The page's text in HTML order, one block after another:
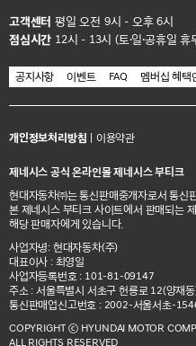
고객센터 평일 오전 9시 - 오후 6시
점심시간 12시 - 13시 (토·일·공휴일 휴
공지사항 이벤트 FAQ 멤버십 혜택
개인정보처리방침 이용약관
제네시스 공식 온라인몰 제네시스 부티크
현대자동차㈜는 통신판매중개자로서 통신
본 제네시스 부티크 사이트에서 판매되는
해당 판매자에게 있습니다.
사업자명: 현대자동차(주)
대표이사 : 최영일
사업자등록번호 : 101-81-09147
주소 : 서울특별시 서초구 헌릉로 12(양재
통신판매업신고번호 : 2002-서울서초-
COPYRIGHT ⓒ HYUNDAI MOTOR
ALL RIGHTS RESERVED.